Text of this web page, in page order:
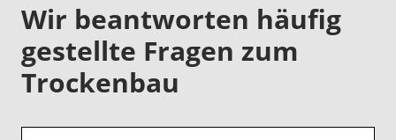
Wir beantworten häufig
gestellte Fragen zum
Trockenbau